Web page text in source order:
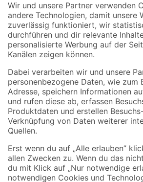
Der toom Newsletter: Keine Angebote und Aktionen
Zur Newsletter Anmeldung
Folge uns
Zahlungsarten
Sicher einkaufen
Jetzt die toom-App herunterladen